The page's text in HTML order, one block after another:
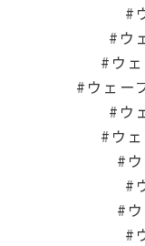
ウ
ウ
ウェー
ウ
ウ